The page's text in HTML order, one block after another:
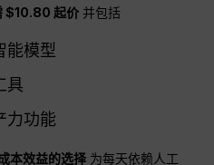
$10.80 起价 并包括
能模型
具
力功能
本效益的选择 为每天依赖人工